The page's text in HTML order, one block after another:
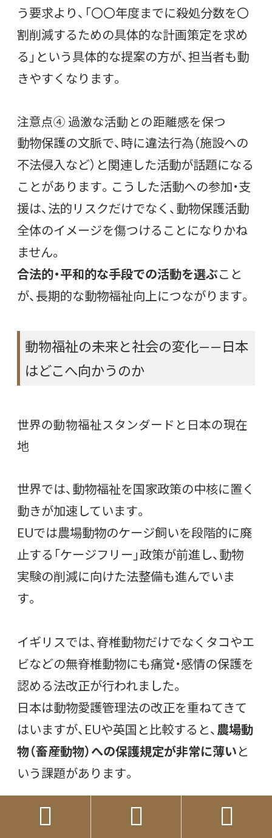
う要求より、「〇〇年度までに殺処分数を〇
割削減するための具体的な計画策定を求め
る」という具体的な提案の方が、担当者も動
きやすくなります。
注意点④ 過激な活動との距離感を保つ
動物保護の文脈で、時に違法行為（施設への
不法侵入など）と関連した活動が話題になる
ことがあります。こうした活動への参加・支
援は、法的リスクだけでなく、動物保護活動
全体のイメージを傷つけることになりかね
ません。
合法的・平和的な手段での活動を選ぶこと
が、長期的な動物福祉向上につながります。
動物福祉の未来と社会の変化——日本
はどこへ向かうのか
世界の動物福祉スタンダードと日本の現在
地
世界では、動物福祉を国家政策の中核に置く
動きが加速しています。
EUでは農場動物のケージ飼いを段階的に廃
止する「ケージフリー」政策が前進し、動物
実験の削減に向けた法整備も進んでいま
す。
イギリスでは、脊椎動物だけでなくタコやエ
ビなどの無脊椎動物にも痛覚・感情の保護を
認める法改正が行われました。
日本は動物愛護管理法の改正を重ねてきて
はいますが、EUや英国と比較すると、農場動
物（畜産動物）への保護規定が非常に薄いと
いう課題があります。
  